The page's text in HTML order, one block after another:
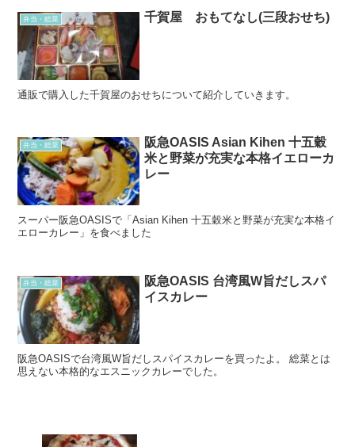
弁当・総菜 千賀屋 おもてなし(三段おせち)
通販で購入した千賀屋のおせちについて紹介していきます。
弁当・総菜
阪急OASIS Asian Kihen 十五穀
米と野菜が充実な本格イエローカ
レー
スーパー阪急OASISで「Asian Kihen 十五穀米と野菜が充実な本格イ
エローカレー」を食べました
弁当・総菜
阪急OASIS 台湾風W旨だしスパ
イスカレー
阪急OASISで台湾風W旨だしスパイスカレーを買ったよ。 総菜とは
思えない本格的なエスニックカレーでした。